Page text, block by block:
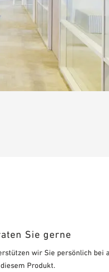
Sie gerne
wir Sie persönlich bei
Produkt.